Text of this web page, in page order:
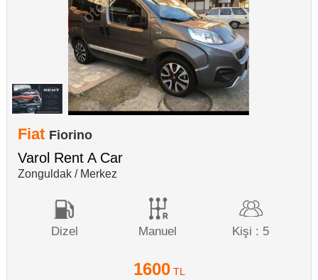
Fiat Fiorino
Varol Rent A Car
Zonguldak / Merkez
Dizel Manuel Kişi : 5
1600 TL